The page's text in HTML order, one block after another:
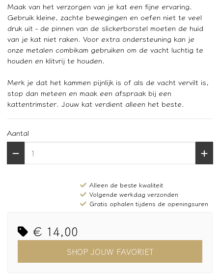
Maak van het verzorgen van je kat een fijne ervaring.
Gebruik kleine, zachte bewegingen en oefen niet te veel
druk uit - de pinnen van de slickerborstel moeten de huid
van je kat niet raken. Voor extra ondersteuning kan je
onze metalen combikam gebruiken om de vacht luchtig te
houden en klitvrij te houden.
Merk je dat het kammen pijnlijk is of als de vacht vervilt is,
stop dan meteen en maak een afspraak bij een
kattentrimster. Jouw kat verdient alleen het beste.
Aantal
Alleen de beste kwaliteit
Volgende werkdag verzonden
Gratis ophalen tijdens de openingsuren
€ 14,00
SHOP JOUW FAVORIET